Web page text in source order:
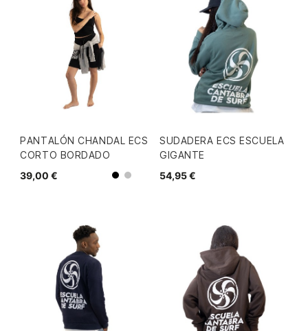
PANTALÓN CHANDAL ECS
CORTO BORDADO
39,00 €
Negro
Gris
SUDADERA ECS ESCUELA
GIGANTE
54,95 €